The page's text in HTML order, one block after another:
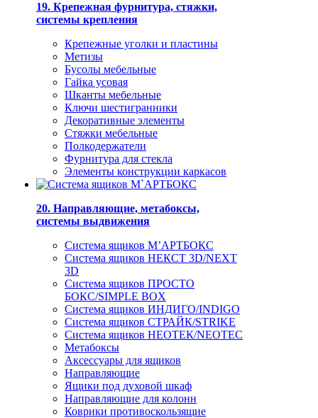
19. Крепежная фурнитура, стяжки,
системы крепления
Крепежные уголки и пластины
Метизы
Бусолы мебельные
Гайка усовая
Шканты мебельные
Ключи шестигранники
Декоративные элементы
Стяжки мебельные
Полкодержатели
Фурнитура для стекла
Элементы конструкции каркасов
20. Направляющие, метабоксы,
системы выдвижения
Система ящиков М’АРТБОКС
Система ящиков НЕКСТ 3D/NEXT
3D
Система ящиков ПРОСТО
БОКС/SIMPLE BOX
Система ящиков ИНДИГО/INDIGO
Система ящиков СТРАЙК/STRIKE
Система ящиков НЕОТЕК/NEOTEC
Метабоксы
Аксессуары для ящиков
Направляющие
Ящики под духовой шкаф
Направляющие для колонн
Коврики противоскользящие